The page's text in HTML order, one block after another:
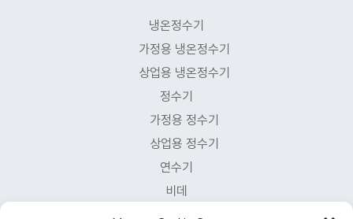
냉온정수기
가정용 냉온정수기
상업용 냉온정수기
정수기
가정용 정수기
상업용 정수기
연수기
비데